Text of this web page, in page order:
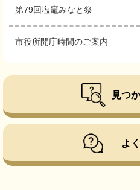
第79回塩竈みなと祭
市役所開庁時間のご案内
見つ
よ